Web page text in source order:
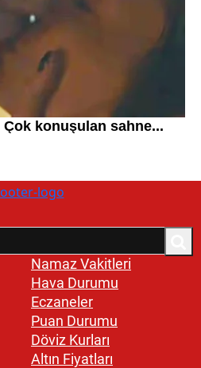
Namaz Vakitleri
Hava Durumu
Eczaneler
Puan Durumu
Döviz Kurları
Altın Fiyatları